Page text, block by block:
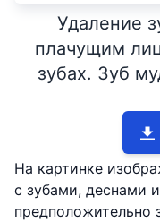
Удаление
плачущим
зубах. Зуб
На картинке
с зубами, деснами
предположительно